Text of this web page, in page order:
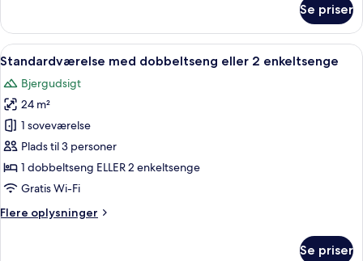
Room,
Sea
View
Double
or
Twin
Sea
View
Se priser
Indlæs
alle
billeder
af
Standardværelse
med
dobbeltseng
eller
enkeltsenge
Et soveværelse med en seng, et
5
Standardværelse med dobbeltseng eller 2 enkeltsenge
Bjergudsigt
24 m²
1 soveværelse
Plads til 3 personer
1 dobbeltseng ELLER 2 enkeltsenge
Gratis Wi-Fi
Flere oplysninger
Flere
Se priser